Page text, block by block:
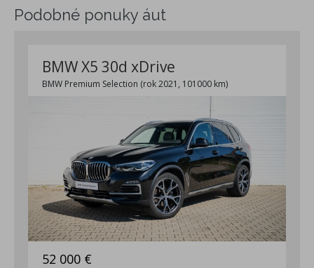
Podobné ponuky áut
BMW X5 30d xDrive
BMW Premium Selection (rok 2021, 101000 km)
52 000 €